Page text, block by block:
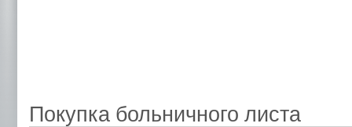
Покупка больничного листа